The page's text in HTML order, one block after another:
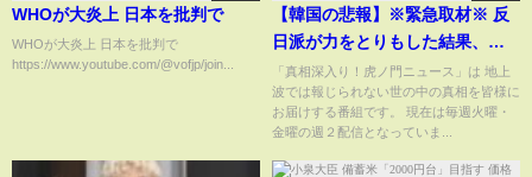
WHOが大炎上 日本を批判で
WHOが大炎上 日本を批判で
https://www.youtube.com/@vofjp/join...
【韓国の悲報】※緊急取材※ 反
日派が力をとりもした結果、ユ
ン大統領が大変なことになって
いることを須田さんが李相哲さ
んに取材してくれました（虎ノ
「真相深入り！虎ノ門ニュース」は 地上
波では報じられない世の中の真相を皆様に
お届けする番組です。 現在は毎週火曜・
金曜の週２配信となっていま...